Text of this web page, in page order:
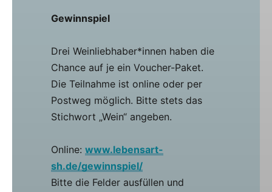
Gewinnspiel
Drei Weinliebhaber*innen haben die
Chance auf je ein Voucher-Paket.
Die Teilnahme ist online oder per
Postweg möglich. Bitte stets das
Stichwort „Wein“ angeben.
Online: www.lebensart-
sh.de/gewinnspiel/
Bitte die Felder ausfüllen und